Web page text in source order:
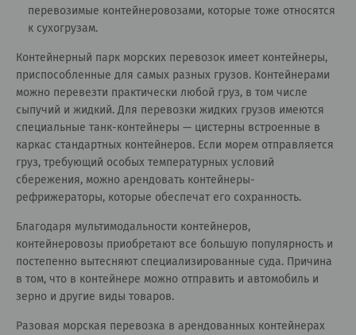
перевозимые контейнеровозами, которые тоже относятся
к сухогрузам.
Контейнерный парк морских перевозок имеет контейнеры,
приспособленные для самых разных грузов. Контейнерами
можно перевезти практически любой груз, в том числе
сыпучий и жидкий. Для перевозки жидких грузов имеются
специальные танк-контейнеры — цистерны встроенные в
каркас стандартных контейнеров. Если морем отправляется
груз, требующий особых температурных условий
сбережения, можно арендовать контейнеры-
рефрижераторы, которые обеспечат его сохранность.
Благодаря мультимодальности контейнеров,
контейнеровозы приобретают все большую популярность и
постепенно вытесняют специализированные суда. Причина
в том, что в контейнере можно отправить и автомобиль и
зерно и другие виды товаров.
Разовая морская перевозка в арендованных контейнерах